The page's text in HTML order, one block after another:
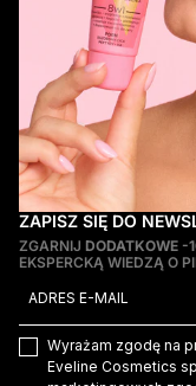
ZAPISZ SIĘ DO
ZGARNIJ DODATKOWE -
EKSPERCKĄ WIEDZĄ O
Wyrażam zgodę na
Eveline Cosmetics
Ta strona jest